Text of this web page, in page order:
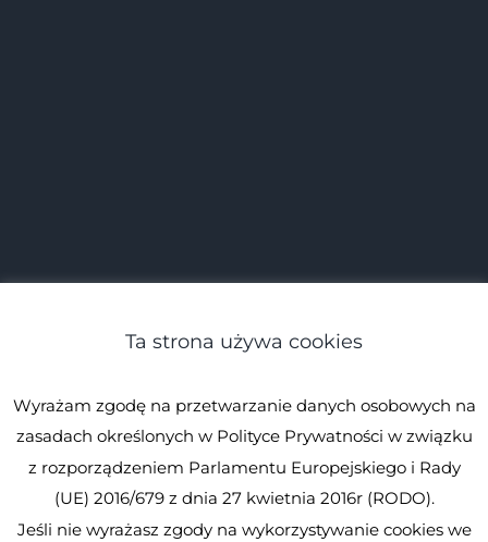
Ta strona używa cookies
Wyrażam zgodę na przetwarzanie danych osobowych na
zasadach określonych w Polityce Prywatności w związku
z rozporządzeniem Parlamentu Europejskiego i Rady
(UE) 2016/679 z dnia 27 kwietnia 2016r (RODO).
Jeśli nie wyrażasz zgody na wykorzystywanie cookies we